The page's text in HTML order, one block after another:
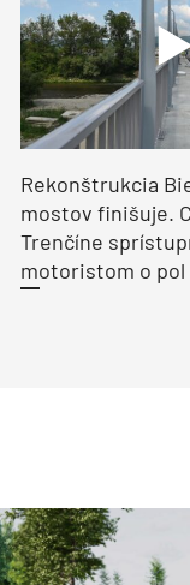
Rekonštrukcia
mostov finišuje.
Trenčíne
motoristom o pol